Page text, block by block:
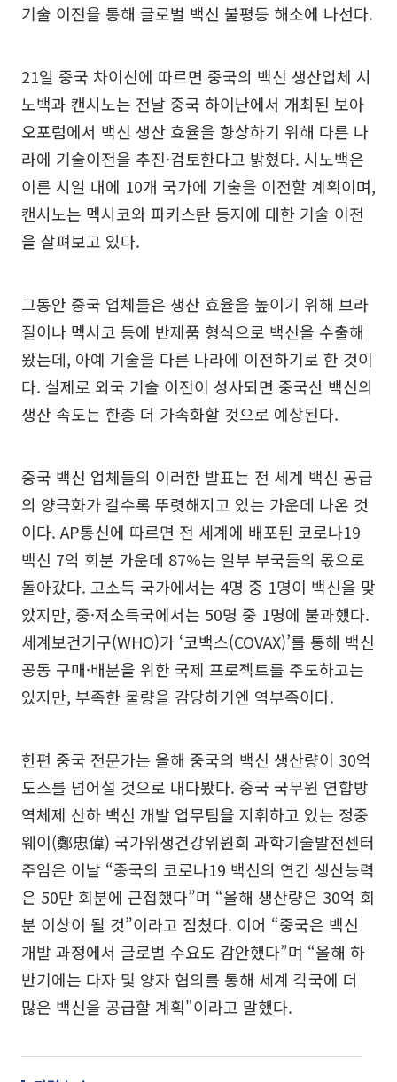
기술 이전을 통해 글로벌 백신 불평등 해소에 나선다.
21일 중국 차이신에 따르면 중국의 백신 생산업체 시
노백과 캔시노는 전날 중국 하이난에서 개최된 보아
오포럼에서 백신 생산 효율을 향상하기 위해 다른 나
라에 기술이전을 추진·검토한다고 밝혔다. 시노백은
이른 시일 내에 10개 국가에 기술을 이전할 계획이며,
캔시노는 멕시코와 파키스탄 등지에 대한 기술 이전
을 살펴보고 있다.
그동안 중국 업체들은 생산 효율을 높이기 위해 브라
질이나 멕시코 등에 반제품 형식으로 백신을 수출해
왔는데, 아예 기술을 다른 나라에 이전하기로 한 것이
다. 실제로 외국 기술 이전이 성사되면 중국산 백신의
생산 속도는 한층 더 가속화할 것으로 예상된다.
중국 백신 업체들의 이러한 발표는 전 세계 백신 공급
의 양극화가 갈수록 뚜렷해지고 있는 가운데 나온 것
이다. AP통신에 따르면 전 세계에 배포된 코로나19
백신 7억 회분 가운데 87%는 일부 부국들의 몫으로
돌아갔다. 고소득 국가에서는 4명 중 1명이 백신을 맞
았지만, 중·저소득국에서는 50명 중 1명에 불과했다.
세계보건기구(WHO)가 ‘코백스(COVAX)’를 통해 백신
공동 구매·배분을 위한 국제 프로젝트를 주도하고는
있지만, 부족한 물량을 감당하기엔 역부족이다.
한편 중국 전문가는 올해 중국의 백신 생산량이 30억
도스를 넘어설 것으로 내다봤다. 중국 국무원 연합방
역체제 산하 백신 개발 업무팀을 지휘하고 있는 정중
웨이(鄭忠偉) 국가위생건강위원회 과학기술발전센터
주임은 이날 “중국의 코로나19 백신의 연간 생산능력
은 50만 회분에 근접했다”며 “올해 생산량은 30억 회
분 이상이 될 것”이라고 점쳤다. 이어 “중국은 백신
개발 과정에서 글로벌 수요도 감안했다”며 “올해 하
반기에는 다자 및 양자 협의를 통해 세계 각국에 더
많은 백신을 공급할 계획"이라고 말했다.